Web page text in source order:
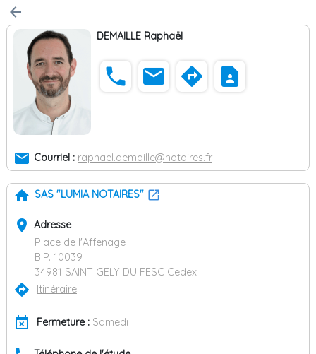
arrow_back
DEMAILLE Raphaël
phone email directions contact_page
email Courriel : raphael.demaille@notaires.fr
home SAS "LUMIA NOTAIRES"
place Adresse
Place de l'Affenage
B.P. 10039
34981 SAINT GELY DU FESC Cedex
directions Itinéraire
event_busy Fermeture : Samedi